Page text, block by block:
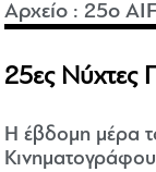
Αρχείο :25o
25ες Νύχτες
Η έβδομη μέρα
Κινηματογράφου